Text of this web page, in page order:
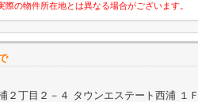
の物件所在地とは異なる場合がございます。
２丁目２－４ タウンエステート西浦 １Ｆ